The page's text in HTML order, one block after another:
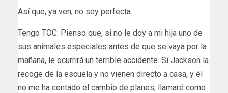
Así que, ya ven, no soy perfecta.
Tengo TOC. Pienso que, si no le doy a mi hija uno de
sus animales especiales antes de que se vaya por la
mañana, le ocurrirá un terrible accidente. Si Jackson la
recoge de la escuela y no vienen directo a casa, y él
no me ha contado el cambio de planes, llamaré como